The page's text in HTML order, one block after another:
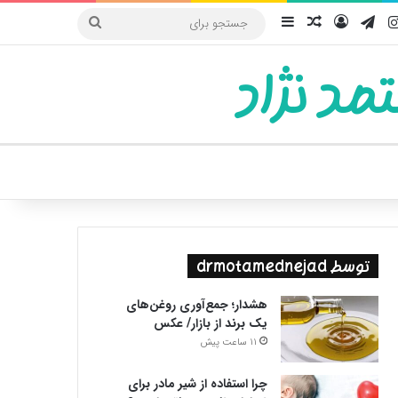
اینستاگرام
تلگرامورودنوشته تصادفی
سایدبار
جستجو
نژاد
پوسته
توسط drmotamednejad
هشدار؛ جمع‌آوری روغن‌های
یک برند از بازار/ عکس
11 ساعت پیش
چرا استفاده از شیر مادر برای